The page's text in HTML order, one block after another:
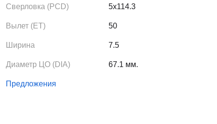
Сверловка (PCD) 5x114.3
Вылет (ЕТ) 50
Ширина 7.5
Диаметр ЦО (DIA) 67.1 мм.
Предложения